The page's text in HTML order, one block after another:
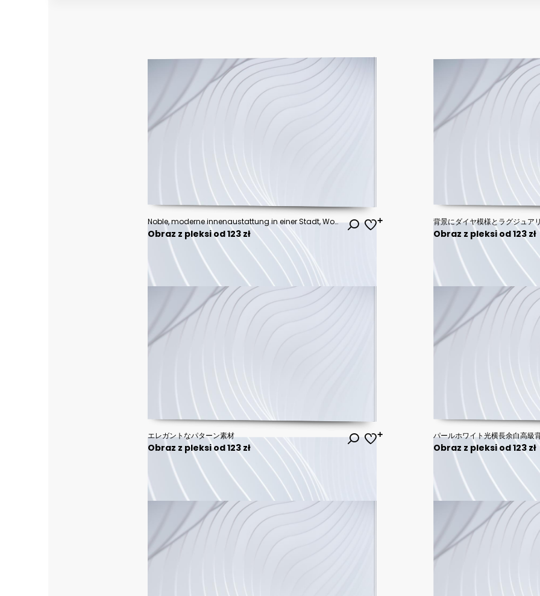
Noble, moderne innenaustattung in einer Stadt, Wohnzimmer mit bequemer chouch, Tisch und großen Fenstern
Obraz z pleksi od 123 zł Obraz z pleksi od 123 zł
エレガントなパターン素材
Obraz z pleksi od 123 zł
パールホワイト光横長余白高級
Obraz z pleksi od 123 zł